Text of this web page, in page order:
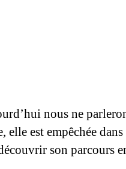
nous ne
est empêchée
son parcours